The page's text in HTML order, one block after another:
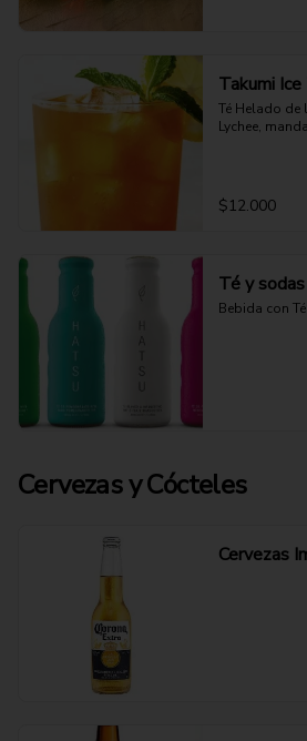
Takumi
Té Helado
Lychee,
$12.000
Té y
Bebida con
Cervezas y Cócteles
Cervezas